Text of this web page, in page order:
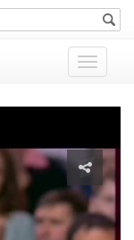
Показать
меню